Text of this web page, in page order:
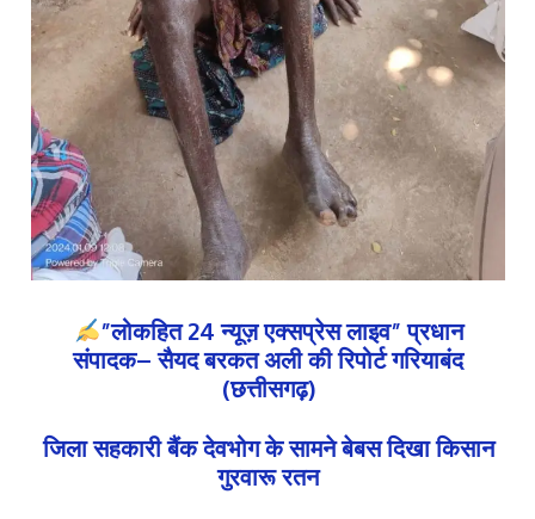
”लोकहित 24 न्यूज़ एक्सप्रेस लाइव” प्रधान
संपादक– सैयद बरकत अली की रिपोर्ट गरियाबंद
(छत्तीसगढ़)
जिला सहकारी बैंक देवभोग के सामने बेबस दिखा किसान
गुरवारू रतन